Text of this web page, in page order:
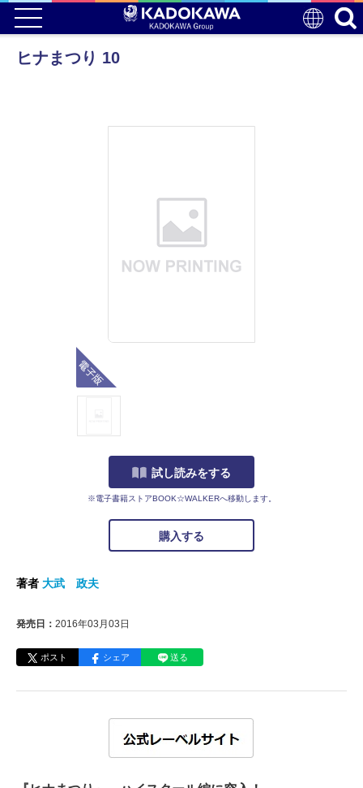
ヒナまつり 10
試し読みをする
※電子書籍ストアBOOK☆WALKERへ移動します。
購入する
著者 大武 政夫
発売日： 2016年03月03日
ポスト シェア 送る